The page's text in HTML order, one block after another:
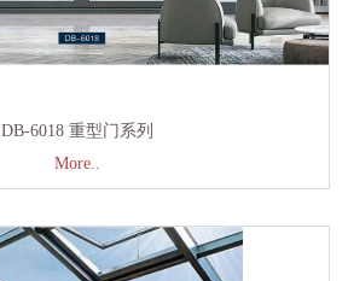
DB-6018 重型门系列
More..